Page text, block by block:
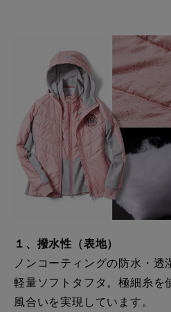
１、撥水性（表地）
ノンコーティングの防水・透
軽量ソフトタフタ。極細糸を
風合いを実現しています。